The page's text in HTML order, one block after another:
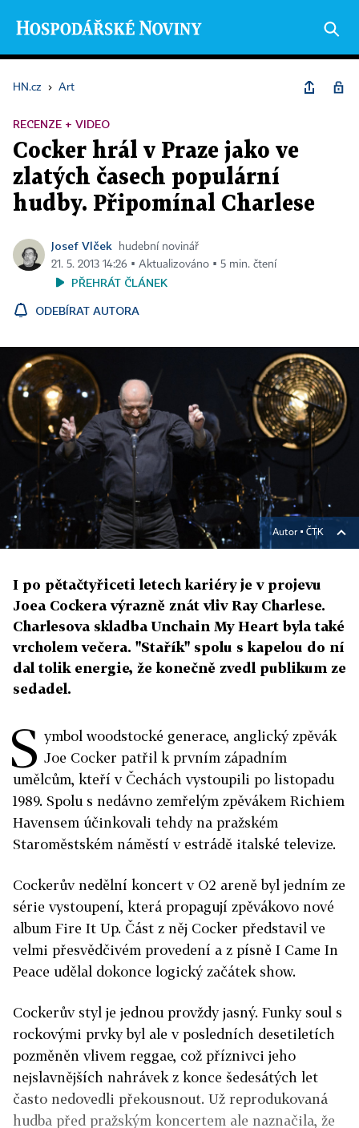
HN.cz › Art
RECENZE + VIDEO
Cocker hrál v Praze jako ve
zlatých časech populární
hudby. Připomínal Charlese
Josef Vlček
hudební novinář
21. 5. 2013 14:26 ▪ Aktualizováno ▪ 5 min. čtení
PŘEHRÁT ČLÁNEK
ODEBÍRAT AUTORA
Autor ▪ ČTK
I po pětačtyřiceti letech kariéry je v projevu
Joea Cockera výrazně znát vliv Ray Charlese.
Charlesova skladba Unchain My Heart byla také
vrcholem večera. "Stařík" spolu s kapelou do ní
dal tolik energie, že konečně zvedl publikum ze
sedadel.
S ymbol woodstocké generace, anglický zpěvák
Joe Cocker patřil k prvním západním
umělcům, kteří v Čechách vystoupili po listopadu
1989. Spolu s nedávno zemřelým zpěvákem Richiem
Havensem účinkovali tehdy na pražském
Staroměstském náměstí v estrádě italské televize.
Cockerův nedělní koncert v O2 areně byl jedním ze
série vystoupení, která propagují zpěvákovo nové
album Fire It Up. Část z něj Cocker představil ve
velmi přesvědčivém provedení a z písně I Came In
Peace udělal dokonce logický začátek show.
Cockerův styl je jednou provždy jasný. Funky soul s
rockovými prvky byl ale v posledních desetiletích
pozměněn vlivem reggae, což příznivci jeho
nejslavnějších nahrávek z konce šedesátých let
často nedovedli překousnout. Už reprodukovaná
hudba před pražským koncertem ale naznačila, že